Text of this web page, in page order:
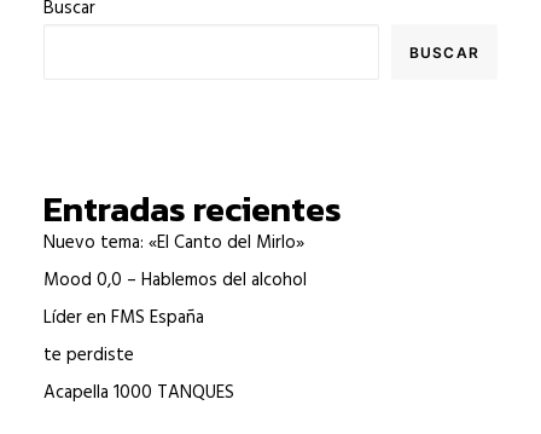
Buscar
BUSCAR
Entradas recientes
Nuevo tema: «El Canto del Mirlo»
Mood 0,0 – Hablemos del alcohol
Líder en FMS España
te perdiste
Acapella 1000 TANQUES